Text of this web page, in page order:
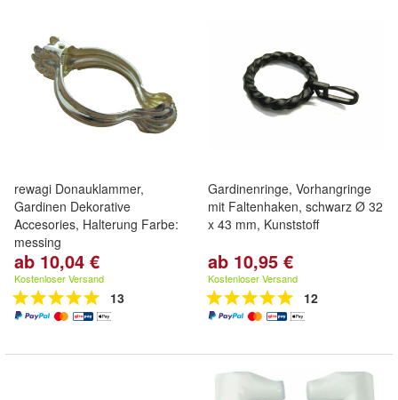
rewagi Donauklammer,
Gardinen Dekorative
Accesories, Halterung Farbe:
messing
ab 10,04 €
Kostenloser Versand
13
Gardinenringe, Vorhangringe
mit Faltenhaken, schwarz Ø 32
x 43 mm, Kunststoff
ab 10,95 €
Kostenloser Versand
12